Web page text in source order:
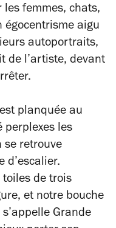
les femmes, chats,
égocentrisme aigu
autoportraits,
de l’artiste, devant
planquée au
perplexes les
se retrouve
d’escalier.
de trois
et notre bouche
Grande